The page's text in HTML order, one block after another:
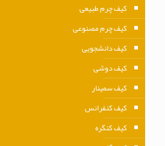
کیف چرم طبیعی
کیف چرم مصنوعی
کیف دانشجویی
کیف دوشی
کیف سمینار
کیف کنفرانس
کیف کنگره